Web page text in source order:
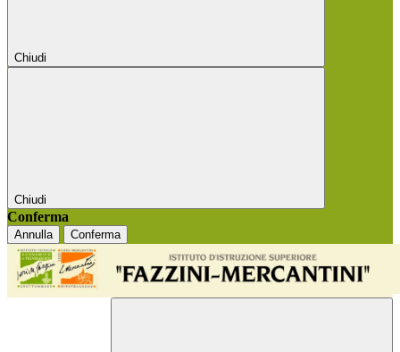
Chiudi
Chiudi
Conferma
Annulla Conferma